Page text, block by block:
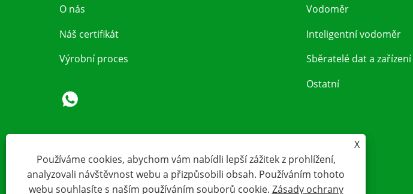
O nás
Náš certifikát
Výrobní proces
Vodoměr
Inteligentní vodoměr
Sběratelé dat a zařízení
Ostatní
X
Používáme cookies, abychom vám nabídli lepší zážitek z prohlížení,
analyzovali návštěvnost webu a přizpůsobili obsah. Používáním tohoto
webu souhlasíte s naším používáním souborů cookie. Zásady ochrany